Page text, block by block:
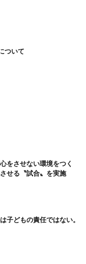
ついて
をさせない環境をつく
せる〝試合〟を実施
子どもの責任ではない。